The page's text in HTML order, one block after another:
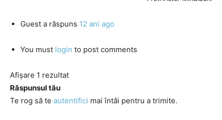
Guest a răspuns 12 ani ago
You must login to post comments
Afișare 1 rezultat
Răspunsul tău
Te rog să te autentifici mai întâi pentru a trimite.